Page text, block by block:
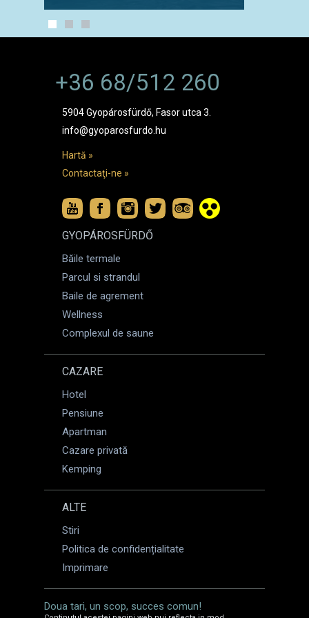
+36 68/512 260
5904 Gyopárosfürdő, Fasor utca 3.
info@gyoparosfurdo.hu
Hartă »
Contactaţi-ne »
GYOPÁROSFÜRDŐ
Băile termale
Parcul si strandul
Baile de agrement
Wellness
Complexul de saune
CAZARE
Hotel
Pensiune
Apartman
Cazare privată
Kemping
ALTE
Stiri
Politica de confidențialitate
Imprimare
Doua tari, un scop, succes comun!